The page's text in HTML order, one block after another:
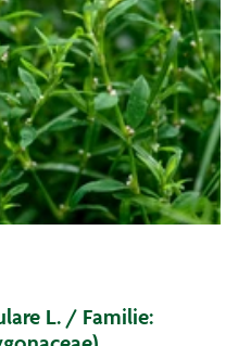
L. / Familie: